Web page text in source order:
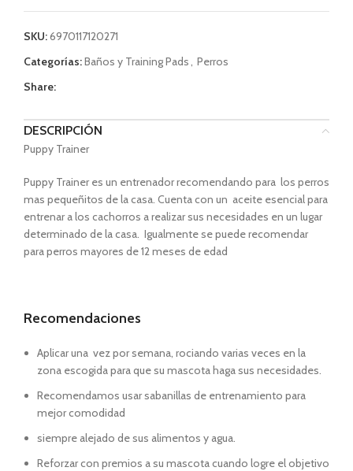
SKU:6970117120271
Categorías:Baños y Training Pads, Perros
Share:
DESCRIPCIÓN
Puppy Trainer
Puppy Trainer es un entrenador recomendando para los perros
mas pequeñitos de la casa. Cuenta con un aceite esencial para
entrenar a los cachorros a realizar sus necesidades en un lugar
determinado de la casa. Igualmente se puede recomendar
para perros mayores de 12 meses de edad
Recomendaciones
Aplicar una vez por semana, rociando varias veces en la
zona escogida para que su mascota haga sus necesidades.
Recomendamos usar sabanillas de entrenamiento para
mejor comodidad
siempre alejado de sus alimentos y agua.
Reforzar con premios a su mascota cuando logre el objetivo